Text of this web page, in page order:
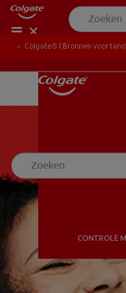
CONTROLE
Colgate® | Bronnen voor